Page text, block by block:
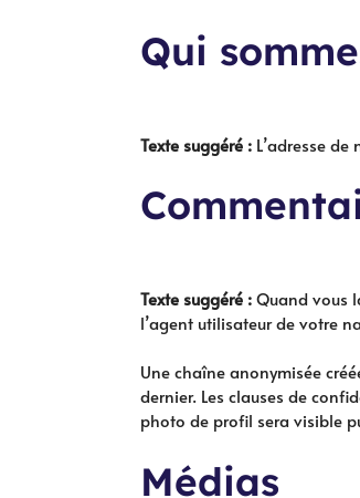
Qui
Texte suggéré : L’adresse
Texte suggéré :Quand vous
l’agent utilisateur de votre
Une chaîne anonymisée
dernier. Les clauses de
photo de profil sera visible
Médias